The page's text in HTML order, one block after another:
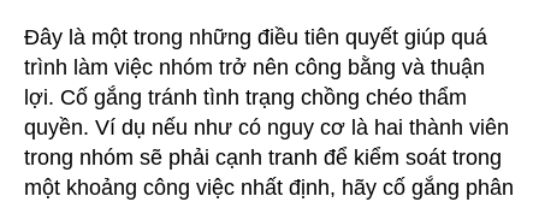
Đây là một trong những điều tiên quyết giúp quá
trình làm việc nhóm trở nên công bằng và thuận
lợi. Cố gắng tránh tình trạng chồng chéo thẩm
quyền. Ví dụ nếu như có nguy cơ là hai thành viên
trong nhóm sẽ phải cạnh tranh để kiểm soát trong
một khoảng công việc nhất định, hãy cố gắng phân